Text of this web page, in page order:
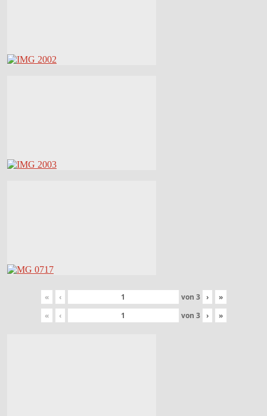
« ‹ von 3 ›
»
«
‹ von 3 › »